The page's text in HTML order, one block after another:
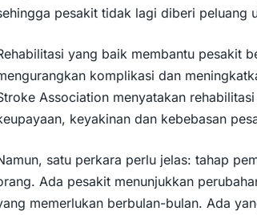
pesakit tidak lagi diberi peluang
yang baik membantu pesakit
komplikasi dan
Association menyatakan
keyakinan dan kebebasan
satu perkara perlu jelas: tahap
Ada pesakit menunjukkan
memerlukan berbulan-bulan. Ada